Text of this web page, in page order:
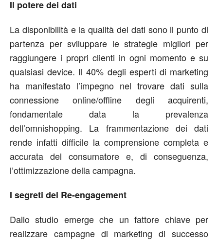
Il potere dei dati
La disponibilità e la qualità dei dati sono il punto di
partenza per sviluppare le strategie migliori per
raggiungere i propri clienti in ogni momento e su
qualsiasi device. Il 40% degli esperti di marketing
ha manifestato l’impegno nel trovare dati sulla
connessione online/offline degli acquirenti,
fondamentale data la prevalenza
dell’omnishopping. La frammentazione dei dati
rende infatti difficile la comprensione completa e
accurata del consumatore e, di conseguenza,
l’ottimizzazione della campagna.
I segreti del Re-engagement
Dallo studio emerge che un fattore chiave per
realizzare campagne di marketing di successo